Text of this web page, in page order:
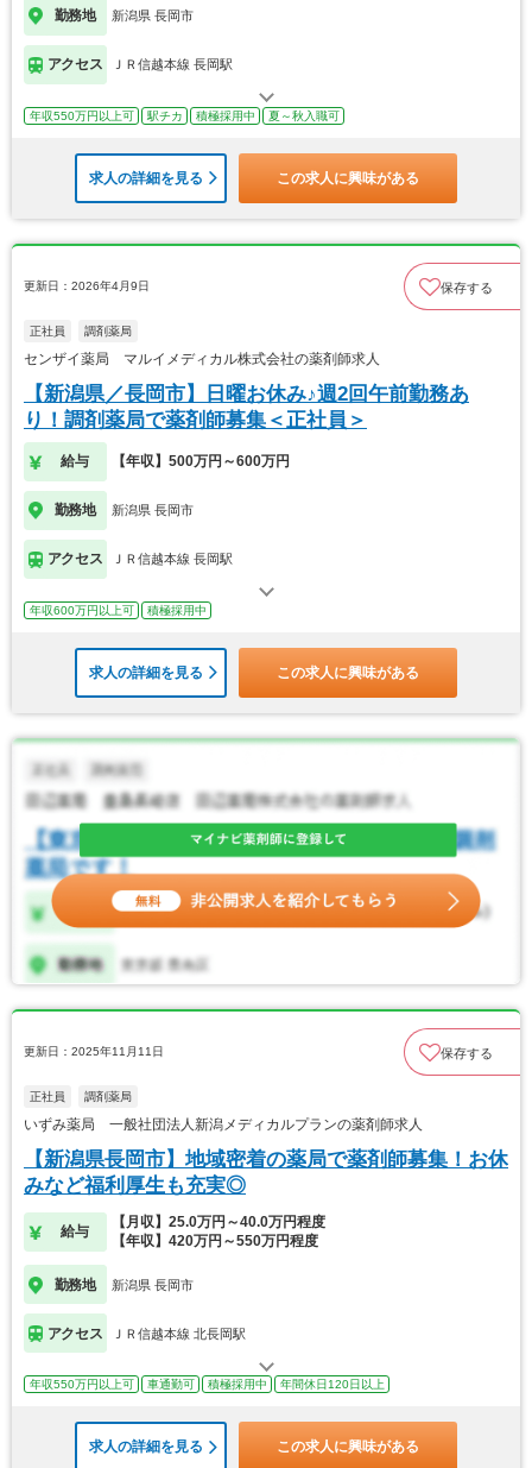
勤務地 新潟県 長岡市
アクセス ＪＲ信越本線 長岡駅
年収550万円以上可 駅チカ 積極採用中 夏～秋入職可
求人の詳細を見る この求人に興味がある
更新日：2026年4月9日 保存する
正社員 調剤薬局
センザイ薬局 マルイメディカル株式会社の薬剤師求人
【新潟県／長岡市】日曜お休み♪週2回午前勤務あ
り！調剤薬局で薬剤師募集＜正社員＞
給与 【年収】500万円～600万円
勤務地 新潟県 長岡市
アクセス ＪＲ信越本線 長岡駅
年収600万円以上可 積極採用中
求人の詳細を見る この求人に興味がある
更新日：2025年11月11日 保存する
正社員 調剤薬局
いずみ薬局 一般社団法人新潟メディカルプランの薬剤師求人
【新潟県長岡市】地域密着の薬局で薬剤師募集！お休
みなど福利厚生も充実◎
給与
【月収】25.0万円～40.0万円程度
【年収】420万円～550万円程度
勤務地 新潟県 長岡市
アクセス ＪＲ信越本線 北長岡駅
年収550万円以上可 車通勤可 積極採用中 年間休日120日以上
求人の詳細を見る この求人に興味がある